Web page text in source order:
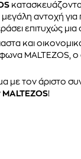
αντοχή για
επιτυχώς
και
MALTEZOS,
με τον άριστο
MALTEZOS!